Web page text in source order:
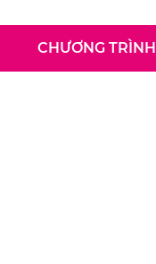
CHƯƠNG